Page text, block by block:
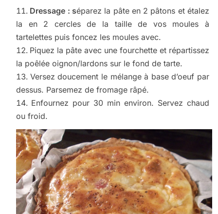
Dressage : séparez la pâte en 2 pâtons et étalez
la en 2 cercles de la taille de vos moules à
tartelettes puis foncez les moules avec.
Piquez la pâte avec une fourchette et répartissez
la poêlée oignon/lardons sur le fond de tarte.
Versez doucement le mélange à base d’oeuf par
dessus. Parsemez de fromage râpé.
Enfournez pour 30 min environ. Servez chaud
ou froid.